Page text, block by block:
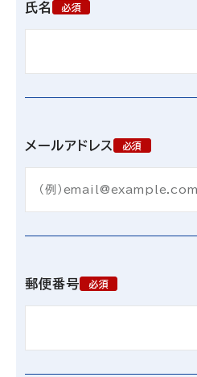
氏名 必須
メールアドレス 必須
郵便番号 必須